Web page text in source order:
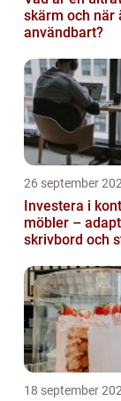
skärm och när
användbart?
26 september
Investera i
möbler –
skrivbord och
18 september